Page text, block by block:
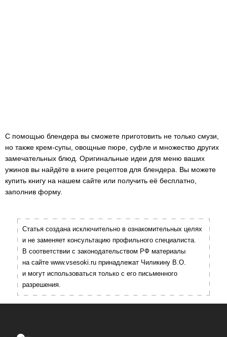
С помощью блендера вы сможете приготовить не только смузи,
но также крем-супы, овощные пюре, суфле и множество других
замечательных блюд. Оригинальные идеи для меню ваших
ужинов вы найдёте в книге рецептов для блендера. Вы можете
купить книгу на нашем сайте или получить её бесплатно,
заполнив форму.
Статья создана исключительно в ознакомительных целях
и не заменяет консультацию профильного специалиста.
В соответствии с законодательством РФ материалы
на сайте www.vsesoki.ru принадлежат Чиликину В.О.
и могут использоваться только с его письменного
разрешения.